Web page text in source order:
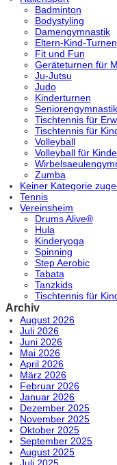
Badminton
Bodystyling
Damengymnastik
Eltern-Kind-Turnen
Fit und Fun
Geräteturnen für
Ju-Jutsu
Judo
Kinderturnen
Seniorengymnastik
Tischtennis für
Tischtennis für
Volleyball
Volleyball für
Zumba
Keiner Kategorie
Tennis
Vereinsheim
Drums Alive®
Hula
Kinderyoga
Spinning
Step Aerobic
Tabata
Tanzkids
Tischtennis für
Archiv
August 2026
Juli 2026
Juni 2026
Mai 2026
April 2026
März 2026
Februar 2026
Januar 2026
Dezember 2025
November 2025
Oktober 2025
September 2025
August 2025